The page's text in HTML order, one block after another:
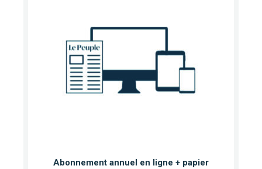
Abonnement annuel en ligne + papier